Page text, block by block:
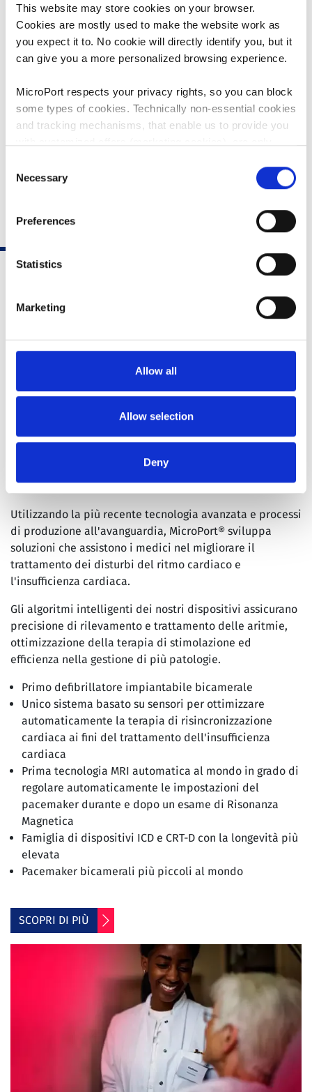
This website may store cookies on your browser.
Cookies are mostly used to make the website work as
you expect it to. No cookie will directly identify you, but it
can give you a more personalized browsing experience.
MicroPort respects your privacy rights, so you can block
some types of cookies. Technically non-essential cookies
and tracking mechanisms, that enable us to provide you
cookies you selected will be used. You can withdraw the
consent that you granted here at any time by going
our Cookie Policy
Selection
Necessary
Preferences
Statistics
Marketing
Allow all
Allow selection
Deny
costante evoluzione.
SCOPRI DI PIÙ
SOLUZIONI PER LA GESTIONE DEL
RITMO CARDIACO
guidata da team di esperti in R&S e dotata di impianti
di produzione all'avanguardia in tutto il mondo,
la gestione dei disturbi del ritmo cardiaco e
dell'insufficienza cardiaca.
Utilizzando la più recente tecnologia avanzata e processi
di produzione all'avanguardia, MicroPort® sviluppa
soluzioni che assistono i medici nel migliorare il
trattamento dei disturbi del ritmo cardiaco e
l'insufficienza cardiaca.
Gli algoritmi intelligenti dei nostri dispositivi assicurano
precisione di rilevamento e trattamento delle aritmie,
ottimizzazione della terapia di stimolazione ed
efficienza nella gestione di più patologie.
Primo defibrillatore impiantabile bicamerale
Unico sistema basato su sensori per ottimizzare
automaticamente la terapia di risincronizzazione
cardiaca ai fini del trattamento dell'insufficienza
cardiaca
Prima tecnologia MRI automatica al mondo in grado di
regolare automaticamente le impostazioni del
pacemaker durante e dopo un esame di Risonanza
Magnetica
Famiglia di dispositivi ICD e CRT-D con la longevità più
elevata
Pacemaker bicamerali più piccoli al mondo
SCOPRI DI PIÙ